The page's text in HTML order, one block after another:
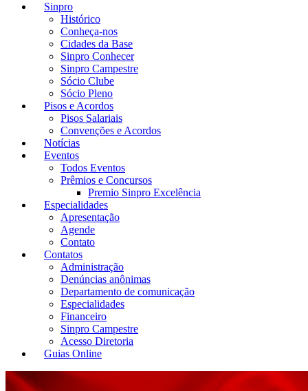
Sinpro
Histórico
Conheça-nos
Cidades da Base
Sinpro Conhecer
Sinpro Campestre
Sócio Clube
Sócio Pleno
Pisos e Acordos
Pisos Salariais
Convenções e Acordos
Notícias
Eventos
Todos Eventos
Prêmios e Concursos
Premio Sinpro Excelência
Especialidades
Apresentação
Agende
Contato
Contatos
Administração
Denúncias anônimas
Departamento de comunicação
Especialidades
Financeiro
Sinpro Campestre
Acesso Diretoria
Guias Online